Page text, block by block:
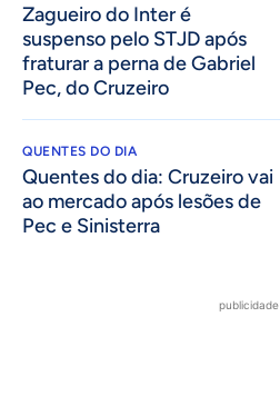
Zagueiro do Inter é
suspenso pelo STJD após
fraturar a perna de Gabriel
Pec, do Cruzeiro
QUENTES DO DIA
Quentes do dia: Cruzeiro vai
ao mercado após lesões de
Pec e Sinisterra
publicidade